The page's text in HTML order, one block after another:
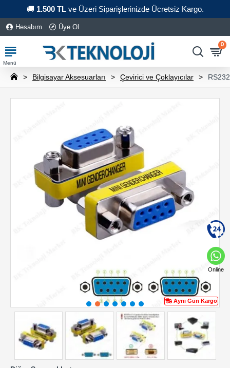
🚚 1.500 TLve Üzeri Siparişlerinizde Ücretsiz Kargo.
Hesabım Üye Ol
0
Bilgisayar Aksesuarları Çevirici ve Çoklayıcılar
Aynı Gün Kargo
Online